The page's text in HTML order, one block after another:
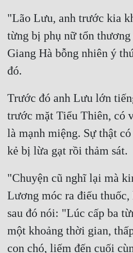
"Lão Lưu, anh trước kia
từng bị phụ nữ tổn
Giang Hà bỗng nhiên ý
Trước đó anh Lưu lớn
trước mặt Tiểu Thiên, có
là mạnh miệng. Sự thật
"Chuyện cũ nghĩ lại mà
Lương móc ra điếu
sau đó nói: "Lúc cấp ba
một khoảng thời gian,